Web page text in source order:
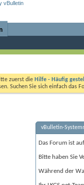
zuerst die Hilfe - Häufig
Suchen Sie sich einfach das
vBulletin-
Das Forum ist
Bitte haben Sie
Während der